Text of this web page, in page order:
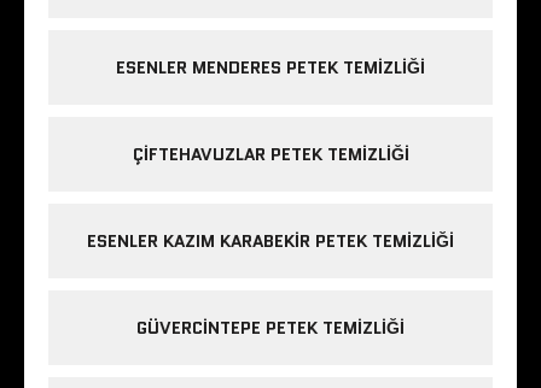
ESENLER MENDERES PETEK TEMIZLIĞI
ÇIFTEHAVUZLAR PETEK TEMIZLIĞI
ESENLER KAZIM KARABEKIR PETEK TEMIZLIĞI
GÜVERCINTEPE PETEK TEMIZLIĞI